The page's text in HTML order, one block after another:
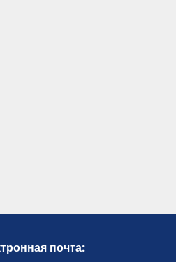
почта: